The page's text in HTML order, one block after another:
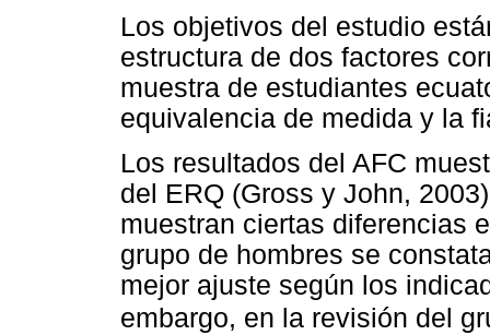
Los objetivos del estudio
estructura de dos factores
muestra de estudiantes
equivalencia de medida y la
Los resultados del AFC
del ERQ (Gross y John,
muestran ciertas diferencias
grupo de hombres se
mejor ajuste según los
embargo, en la revisión del